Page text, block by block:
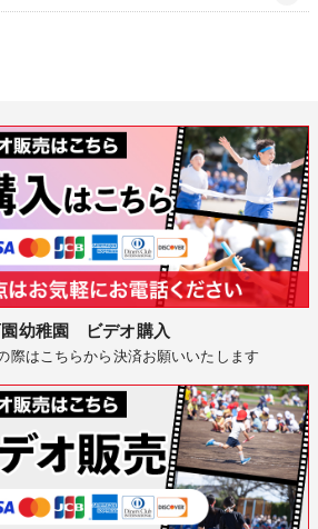
幼稚園 ビデオ購入
際はこちらから決済お願いいたします